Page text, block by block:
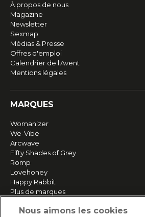
À propos de nous
Magazine
Newsletter
Sexmap
Médias & Presse
Offres d'emploi
Calendrier de l'Avent
Mentions légales
MARQUES
Womanizer
We-Vibe
Arcwave
Fifty Shades of Grey
Romp
Lovehoney
Happy Rabbit
Plus de marques
Nous aimons les cookies